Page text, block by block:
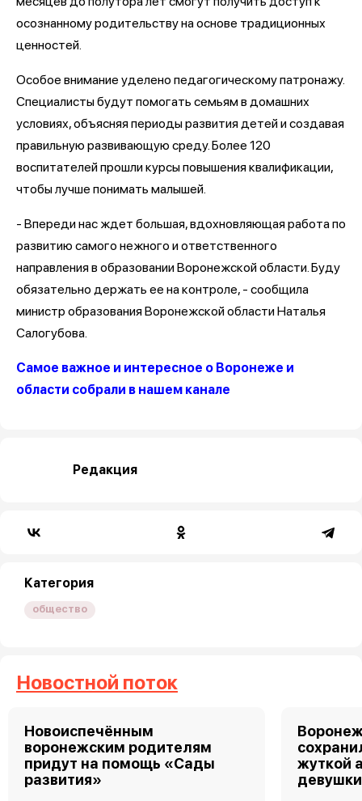
осознанному родительству на основе традиционных
ценностей.
Особое внимание уделено педагогическому патронажу.
Специалисты будут помогать семьям в домашних
условиях, объясняя периоды развития детей и создавая
правильную развивающую среду. Более 120
воспитателей прошли курсы повышения квалификации,
чтобы лучше понимать малышей.
- Впереди нас ждет большая, вдохновляющая работа по
развитию самого нежного и ответственного
направления в образовании Воронежской области. Буду
обязательно держать ее на контроле, - сообщила
министр образования Воронежской области Наталья
Салогубова.
Самое важное и интересное о Воронеже и
области собрали в нашем канале
Редакция
Категория
общество
Новостной поток
Новоиспечённым
воронежским родителям
придут на помощь «Сады
развития»
жуткой
девушки